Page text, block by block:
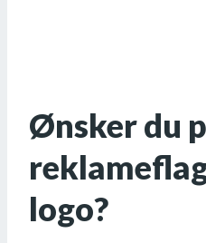
Ønsker du
logo?